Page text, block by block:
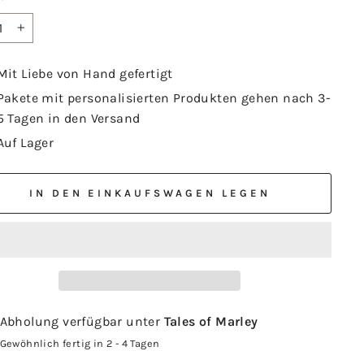
Liebe von Hand gefertigt
mit personalisierten Produkten gehen nach 3-
Tagen in den Versand
Lager
IN DEN EINKAUFSWAGEN LEGEN
Abholung verfügbar unter Tales of Marley
Gewöhnlich fertig in 2 - 4 Tagen